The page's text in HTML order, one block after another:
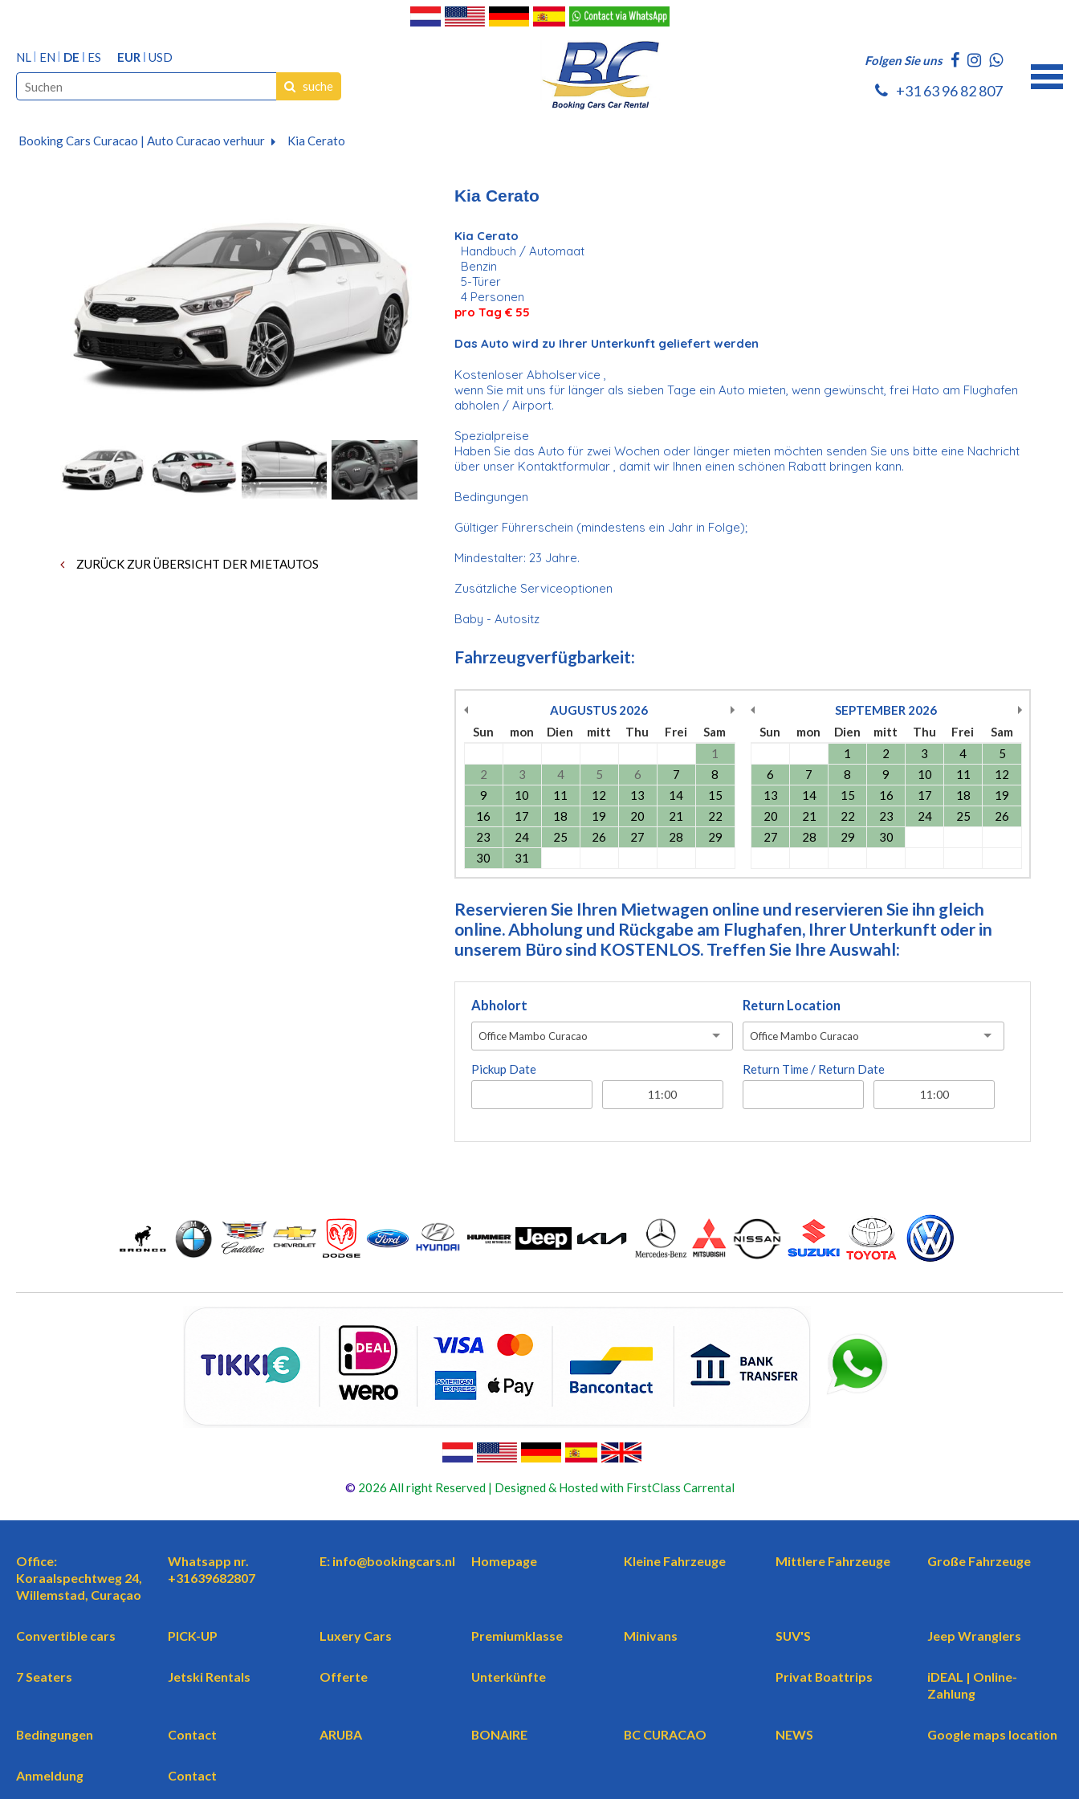
NL EN DE ES EUR USD
suche
Folgen Sie uns
+31 63 96 82 807
Booking Cars Curacao | Auto Curacao verhuur Kia Cerato
ZURÜCK ZUR ÜBERSICHT DER MIETAUTOS
Kia Cerato
Kia Cerato
Handbuch / Automaat
Benzin
5-Türer
4 Personen
pro Tag € 55
Das Auto wird zu Ihrer Unterkunft geliefert werden
Kostenloser Abholservice ,
wenn Sie mit uns für länger als sieben Tage ein Auto mieten, wenn gewünscht, frei Hato am Flughafen
abholen / Airport.
Spezialpreise
Haben Sie das Auto für zwei Wochen oder länger mieten möchten senden Sie uns bitte eine Nachricht
über unser Kontaktformular , damit wir Ihnen einen schönen Rabatt bringen kann.
Bedingungen
Gültiger Führerschein (mindestens ein Jahr in Folge);
Mindestalter: 23 Jahre.
Zusätzliche Serviceoptionen
Baby - Autositz
Fahrzeugverfügbarkeit:
AUGUSTUS 2026
Sun
mon Dien mitt Thu Frei
Sam
1
2
3 4 5 6 7
8
9
10 11 12 13 14
15
16
17 18 19 20 21
22
23
24 25 26 27 28
29
30
31
SEPTEMBER 2026
Sun
mon Dien mitt Thu Frei
Sam
1
2 3 4
5
6
7 8 9 10 11
12
13
14 15 16 17 18
19
20
21 22 23 24 25
26
27
28 29 30
Reservieren Sie Ihren Mietwagen online und reservieren Sie ihn gleich
online. Abholung und Rückgabe am Flughafen, Ihrer Unterkunft oder in
unserem Büro sind KOSTENLOS. Treffen Sie Ihre Auswahl:
Abholort
Office Mambo Curacao
Pickup Date
Return Location
Office Mambo Curacao
Return Time / Return Date
© 2026 All right Reserved | Designed & Hosted with FirstClass Carrental
Office:
Koraalspechtweg 24,
Willemstad, Curaçao
Whatsapp nr.
+31639682807
E: info@bookingcars.nl Homepage Kleine Fahrzeuge Mittlere Fahrzeuge Große Fahrzeuge
Convertible cars PICK-UP Luxery Cars Premiumklasse Minivans SUV'S Jeep Wranglers
7 Seaters Jetski Rentals Offerte Unterkünfte Privat Boattrips
iDEAL | Online-
Zahlung
Bedingungen Contact ARUBA BONAIRE BC CURACAO NEWS Google maps location
Anmeldung Contact